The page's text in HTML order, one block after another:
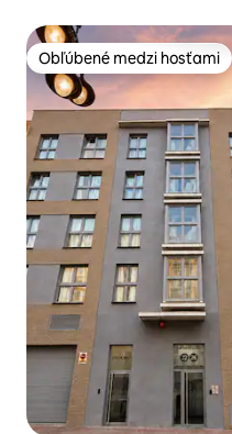
Obľúbené medzi hosťami
Obľúbené medzi hosťami